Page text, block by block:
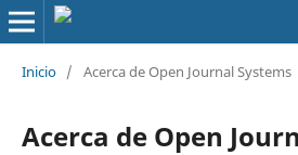
Inicio / Acerca de Open Journal Systems
Acerca de Open